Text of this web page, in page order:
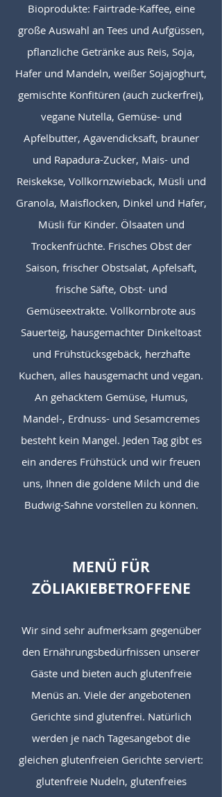
Bioprodukte: Fairtrade-Kaffee, eine
große Auswahl an Tees und Aufgüssen,
pflanzliche Getränke aus Reis, Soja,
Hafer und Mandeln, weißer Sojajoghurt,
gemischte Konfitüren (auch zuckerfrei),
vegane Nutella, Gemüse- und
Apfelbutter, Agavendicksaft, brauner
und Rapadura-Zucker, Mais- und
Reiskekse, Vollkornzwieback, Müsli und
Granola, Maisflocken, Dinkel und Hafer,
Müsli für Kinder. Ölsaaten und
Trockenfrüchte. Frisches Obst der
Saison, frischer Obstsalat, Apfelsaft,
frische Säfte, Obst- und
Gemüseextrakte. Vollkornbrote aus
Sauerteig, hausgemachter Dinkeltoast
und Frühstücksgebäck, herzhafte
Kuchen, alles hausgemacht und vegan.
An gehacktem Gemüse, Humus,
Mandel-, Erdnuss- und Sesamcremes
besteht kein Mangel. Jeden Tag gibt es
ein anderes Frühstück und wir freuen
uns, Ihnen die goldene Milch und die
Budwig-Sahne vorstellen zu können.
MENÜ FÜR
ZÖLIAKIEBETROFFENE
Wir sind sehr aufmerksam gegenüber
den Ernährungsbedürfnissen unserer
Gäste und bieten auch glutenfreie
Menüs an. Viele der angebotenen
Gerichte sind glutenfrei. Natürlich
werden je nach Tagesangebot die
gleichen glutenfreien Gerichte serviert:
glutenfreie Nudeln, glutenfreies